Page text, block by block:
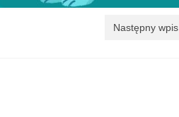
Następny wpis